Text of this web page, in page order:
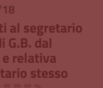
al segretario
G.B. dal
relativa
stesso